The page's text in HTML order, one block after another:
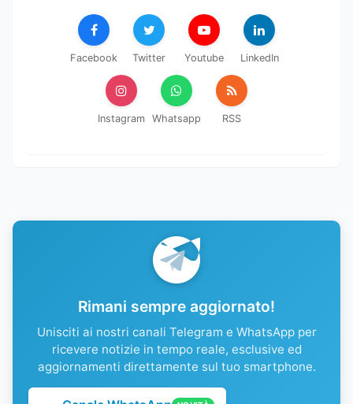
Facebook Twitter Youtube LinkedIn
Instagram Whatsapp RSS
Rimani sempre aggiornato!
Unisciti ai nostri canali Telegram e WhatsApp per
ricevere notizie in tempo reale, esclusive ed
aggiornamenti direttamente sul tuo smartphone.